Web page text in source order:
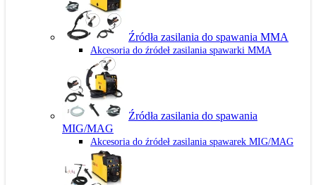
Źródła zasilania do spawania MMA
Akcesoria do źródeł zasilania spawarki MMA
Źródła zasilania do spawania
MIG/MAG
Akcesoria do źródeł zasilania spawarek MIG/MAG